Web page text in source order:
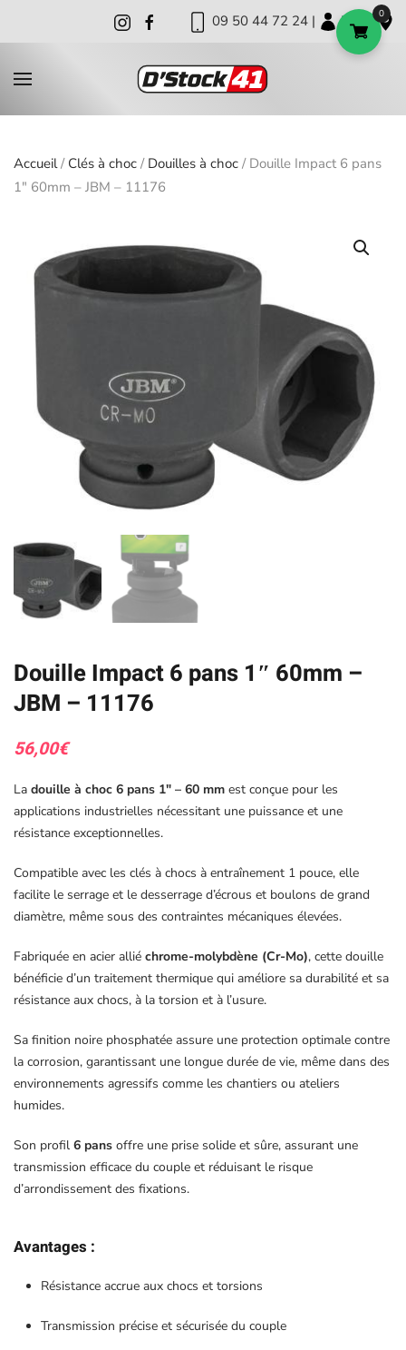
09 50 44 72 24 | | |
Accueil/ Clés à choc / Douilles à choc / Douille Impact 6 pans
1″ 60mm – JBM – 11176
Douille Impact 6 pans 1″ 60mm –
JBM – 11176
56,00€
La douille à choc 6 pans 1″ – 60 mm est conçue pour les
applications industrielles nécessitant une puissance et une
résistance exceptionnelles.
Compatible avec les clés à chocs à entraînement 1 pouce, elle
facilite le serrage et le desserrage d’écrous et boulons de grand
diamètre, même sous des contraintes mécaniques élevées.
Fabriquée en acier allié chrome-molybdène (Cr-Mo), cette douille
bénéficie d’un traitement thermique qui améliore sa durabilité et sa
résistance aux chocs, à la torsion et à l’usure.
Sa finition noire phosphatée assure une protection optimale contre
la corrosion, garantissant une longue durée de vie, même dans des
environnements agressifs comme les chantiers ou ateliers
humides.
Son profil 6 pans offre une prise solide et sûre, assurant une
transmission efficace du couple et réduisant le risque
d’arrondissement des fixations.
Avantages :
Résistance accrue aux chocs et torsions
Transmission précise et sécurisée du couple
0